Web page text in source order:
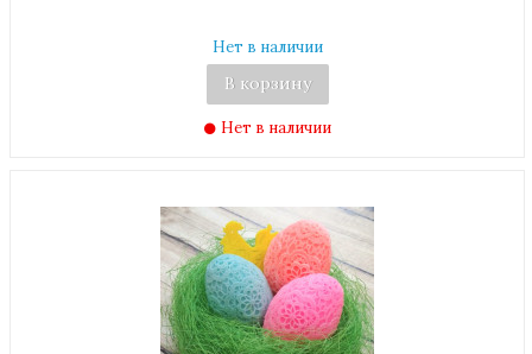
Нет в наличии
В корзину
Нет в наличии